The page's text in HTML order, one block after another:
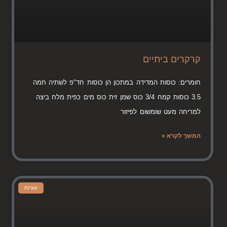
קרקרים ביתיים
חומרים: כוסות המדידה במתכון הן כוסות חד"פ לשתיה חמה
3.5 כוסות קמח 3/4 כוס שמן זית כוס מים כפית מלח ביצה
למריחה מעט שומשום לפיזור
המשך לקרא »
עוגיות